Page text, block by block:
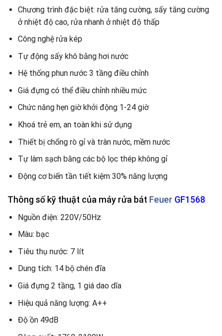
Chương trình đặc biệt: rửa tăng cường, sấy tăng cường
ở nhiệt độ cao, rửa nhanh ở nhiệt độ thấp
Công nghệ rửa kép
Tự động sấy khô bằng hơi nước
Hệ thống phun nước 3 tầng điều chỉnh
Giá đựng có thể điều chỉnh nhiều mức
Chức năng hẹn giờ khởi động 1-24 giờ
Khoá trẻ em, an toàn khi sử dụng
Thiết bị chống rò gỉ và tràn nước, mềm nước
Tự làm sạch bằng các bộ lọc thép không gỉ
Động cơ biến tần tiết kiệm 30% năng lượng
Thông số kỹ thuật của máy rửa bát Feuer GF1568
Nguồn điện: 220V/50Hz
Màu: bạc
Tiêu thụ nước: 7 lít
Dung tích: 14 bộ chén đĩa
Giá đựng 2 tầng, 1 giá dao dĩa
Hiệu quả năng lượng: A++
Độ ồn 49dB